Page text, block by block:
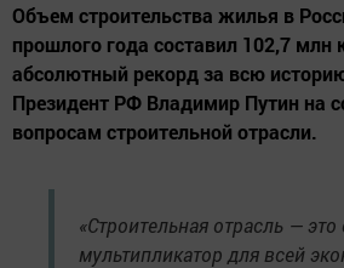
Объем строительства жилья в
прошлого года составил 102,7 млн
абсолютный рекорд за всю
Президент РФ Владимир Путин на
вопросам строительной отрасли.
«Строительная отрасль —
мультипликатор для всей